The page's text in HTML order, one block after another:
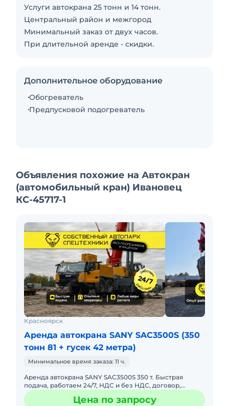
Услуги автокрана 25 тонн и 14 тонн.
Центральный район и межгород
Минимальный заказ от двух часов.
При длительной аренде - скидки.
Дополнительное оборудование
Обогреватель
Предпусковой подогреватель
Объявления похожие на Автокран
(автомобильный кран) Ивановец
КС-45717-1
Красноярск
Аренда автокрана SANY SAC3500S (350
тонн 81 + гусек 42 метра)
Минимальное время заказа: 11 ч.
Аренда автокрана SANY SAC3500S 350 т. Быстрая
подача, работаем 24/7, НДС и без НДС, договор,
закрывающие документы. АРЕНДА АВТОКРАНА SANY
SAC3500S 350 ТОННПредЦена по запросу